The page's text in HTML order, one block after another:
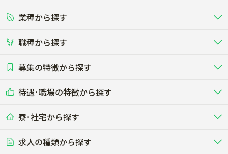
関東
東海
正社員 バイト・アルバイト・パート
短期アルバイト
その他（独立・副業など）
業種から探す
畜産（酪農･肉牛･養豚･養鶏など）
酪農
する牧場
養豚
る養豚場
畑・圃場で野菜・穀物を生産 ビニールハウスで多様な野菜の生産
稲作
農業資材･肥料
農場設備・肥料・飼料の生産・流
その他業種
職種から探す
農場･牧場･現場職
専門職（獣医師･人工授精師･
募集の特徴から探す
未経験歓迎
学歴不問
50代採用実績あり
待遇･職場の特徴から探す
社会保険完備
食事補助あり
寮･社宅から探す
単身寮あり
求人の種類から探す